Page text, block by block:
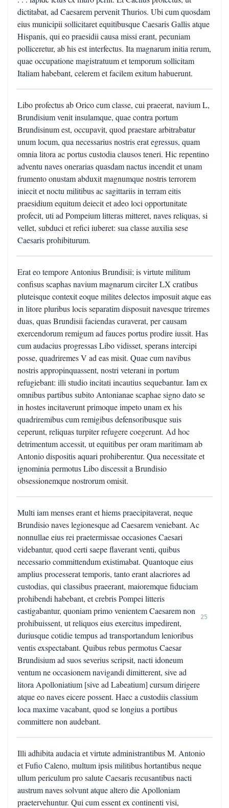
dictitabat, ad Caesarem pervenit Thurios. Ubi cum quosdam
eius municipii sollicitaret equitibusque Caesaris Gallis atque
Hispanis, qui eo praesidii causa missi erant, pecuniam
polliceretur, ab his est interfectus. Ita magnarum initia rerum,
quae occupatione magistratuum et temporum sollicitam
Italiam habebant, celerem et facilem exitum habuerunt.
Libo profectus ab Orico cum classe, cui praeerat, navium L,
Brundisium venit insulamque, quae contra portum
Brundisinum est, occupavit, quod praestare arbitrabatur
unum locum, qua necessarius nostris erat egressus, quam
omnia litora ac portus custodia clausos teneri. Hic repentino
adventu naves onerarias quasdam nactus incendit et unam
frumento onustam abduxit magnumque nostris terrorem
iniecit et noctu militibus ac sagittariis in terram eitis
praesidium equitum deiecit et adeo loci opportunitate
profecit, uti ad Pompeium litteras mitteret, naves reliquas, si
vellet, subduci et refici iuberet: sua classe auxilia sese
Caesaris prohibiturum.
Erat eo tempore Antonius Brundisii; is virtute militum
confisus scaphas navium magnarum circiter LX cratibus
pluteisque contexit eoque milites delectos imposuit atque eas
in litore pluribus locis separatim disposuit navesque triremes
duas, quas Brundisii faciendas curaverat, per causam
exercendorum remigum ad fauces portus prodire iussit. Has
cum audacius progressas Libo vidisset, sperans intercipi
posse, quadriremes V ad eas misit. Quae cum navibus
nostris appropinquassent, nostri veterani in portum
refugiebant: illi studio incitati incautius sequebantur. Iam ex
omnibus partibus subito Antonianae scaphae signo dato se
in hostes incitaverunt primoque impeto unam ex his
quadriremibus cum remigibus defensoribusque suis
ceperunt, reliquas turpiter refugere coegerunt. Ad hoc
detrimentum accessit, ut equitibus per oram maritimam ab
Antonio dispositis aquari prohiberentur. Qua necessitate et
ignominia permotus Libo discessit a Brundisio
obsessionemque nostrorum omisit.
Multi iam menses erant et hiems praecipitaverat, neque
Brundisio naves legionesque ad Caesarem veniebant. Ac
nonnullae eius rei praetermissae occasiones Caesari
videbantur, quod certi saepe flaverant venti, quibus
necessario committendum existimabat. Quantoque eius
amplius processerat temporis, tanto erant alacriores ad
custodias, qui classibus praeerant, maioremque fiduciam
prohibendi habebant, et crebris Pompei litteris
castigabantur, quoniam primo venientem Caesarem non
prohibuissent, ut reliquos eius exercitus impedirent,
duriusque cotidie tempus ad transportandum lenioribus
ventis exspectabant. Quibus rebus permotus Caesar
Brundisium ad suos severius scripsit, nacti idoneum
ventum ne occasionem navigandi dimitterent, sive ad
litora Apolloniatium [sive ad Labeatium] cursum dirigere
atque eo naves eicere possent. Haec a custodiis classium
loca maxime vacabant, quod se longius a portibus
committere non audebant.
25
Illi adhibita audacia et virtute administrantibus M. Antonio
et Fufio Caleno, multum ipsis militibus hortantibus neque
ullum periculum pro salute Caesaris recusantibus nacti
austrum naves solvunt atque altero die Apolloniam
praetervehuntur. Qui cum essent ex continenti visi,